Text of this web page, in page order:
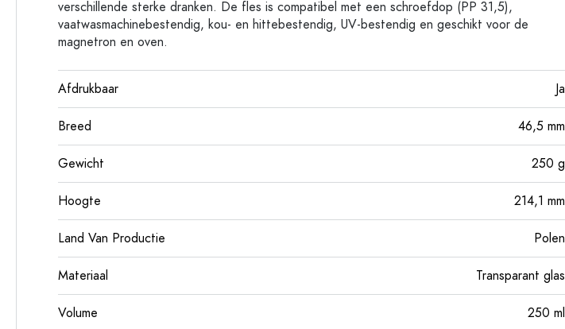
verschillende sterke dranken. De fles is compatibel met een schroefdop (PP 31,5),
vaatwasmachinebestendig, kou- en hittebestendig, UV-bestendig en geschikt voor de
magnetron en oven.
Afdrukbaar Ja
Breed 46,5 mm
Gewicht 250 g
Hoogte 214,1 mm
Land Van Productie Polen
Materiaal Transparant glas
Volume 250 ml